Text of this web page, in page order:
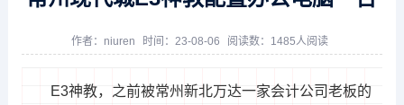
作者： niuren 时间：23-08-06 阅读数：1485人阅读
E3神教，之前被常州新北万达一家会计公司老板的